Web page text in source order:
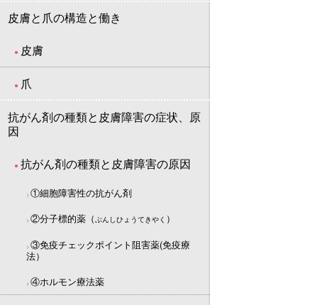
皮膚と爪の構造と働き
皮膚
爪
抗がん剤の種類と皮膚障害の症状、原
因
抗がん剤の種類と皮膚障害の原因
①細胞障害性の抗がん剤
②分子標的薬（ぶんしひょうてきやく ）
③免疫チェックポイント阻害薬(免疫療
法）
④ホルモン療法薬